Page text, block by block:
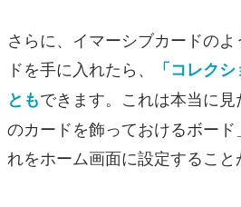
さらに、イマーシブカードの
ドを手に入れたら、
「コレク
ともできます。これは本当に
のカードを飾っておけるボード
れをホーム画面に設定すること